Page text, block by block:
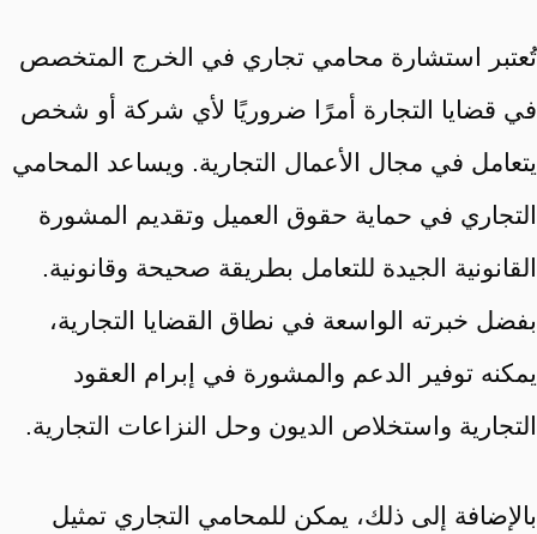
تُعتبر استشارة محامي تجاري في الخرج المتخصص
في قضايا التجارة أمرًا ضروريًا لأي شركة أو شخص
يتعامل في مجال الأعمال التجارية. ويساعد المحامي
التجاري في حماية حقوق العميل وتقديم المشورة
القانونية الجيدة للتعامل بطريقة صحيحة وقانونية.
بفضل خبرته الواسعة في نطاق القضايا التجارية،
يمكنه توفير الدعم والمشورة في إبرام العقود
التجارية واستخلاص الديون وحل النزاعات التجارية.
بالإضافة إلى ذلك، يمكن للمحامي التجاري تمثيل